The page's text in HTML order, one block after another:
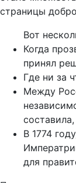
страницы
Вот
Когда
принял
Где ни за
Между
В 1774
для